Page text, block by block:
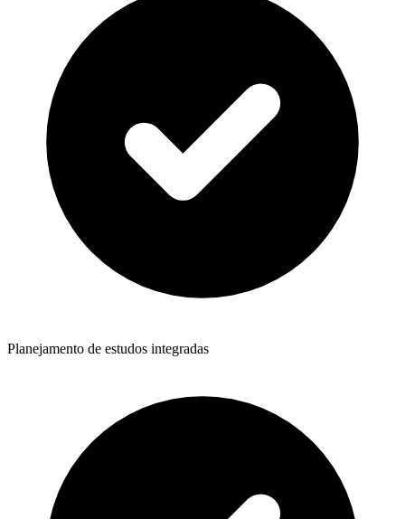
Planejamento de estudos integradas